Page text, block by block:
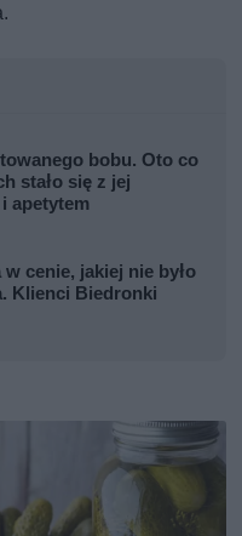
bobu. Oto co
stało się z jej
apetytem
cenie, jakiej nie było
Klienci Biedronki